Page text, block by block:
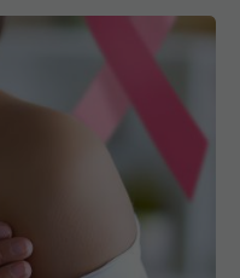
avansate